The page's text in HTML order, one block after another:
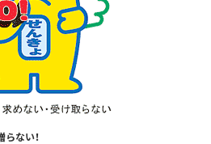
らない！